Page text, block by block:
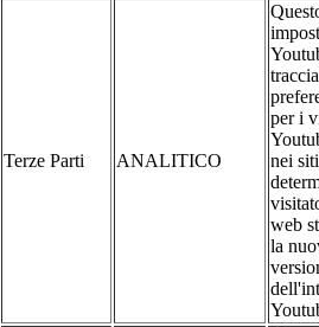
Terze Parti ANALITICO
per i
nei
web
la